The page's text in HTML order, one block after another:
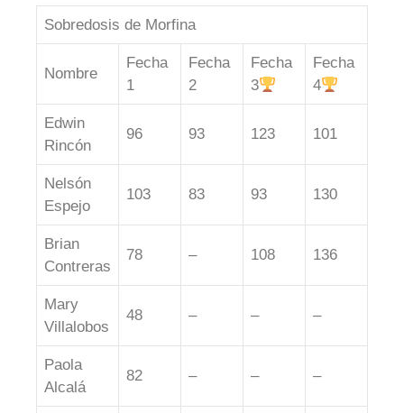
Sobredosis de Morfina
Nombre
Fecha
1
Fecha
2
Fecha
3
Fecha
4
Edwin
Rincón
96 93 123 101
Nelsón
Espejo
103 83 93 130
Brian
Contreras
78 – 108 136
Mary
Villalobos
48 – – –
Paola
Alcalá
82 – – –